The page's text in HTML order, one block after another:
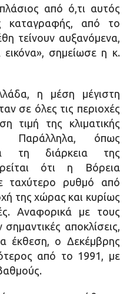
από ό,τι αυτός
καταγραφής, από το
τείνουν αυξανόμενα,
εικόνα», σημείωσε η κ.
η μέση μέγιστη
σε όλες τις περιοχές
τιμή της κλιματικής
Παράλληλα, όπως
τη διάρκεια της
ότι η Βόρεια
ταχύτερο ρυθμό από
της χώρας και κυρίως
Αναφορικά με τους
αποκλίσεις,
έκθεση, ο Δεκέμβρης
από το 1991, με